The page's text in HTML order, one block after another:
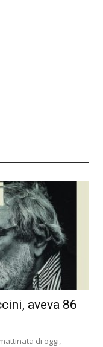
aveva 86
di oggi,